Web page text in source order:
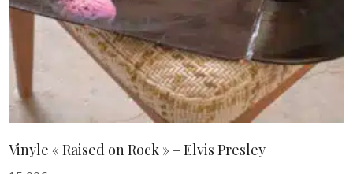
Vinyle « Raised on Rock » – Elvis Presley